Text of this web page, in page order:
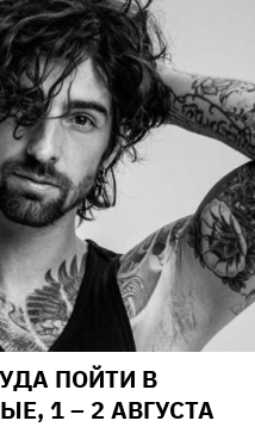
ПОЙТИ В
1 – 2 АВГУСТА